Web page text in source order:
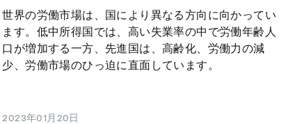
世界の労働市場は、国により異なる方向に向かってい
ます。低中所得国では、高い失業率の中で労働年齢人
口が増加する一方、先進国は、高齢化、労働力の減
少、労働市場のひっ迫に直面しています。
2023年01月20日